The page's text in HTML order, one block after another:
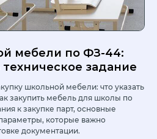
мебели по ФЗ-44:
задание
школьной мебели: что указать
закупить мебель для школы по
к закупке парт, основные
которые важно
документации.